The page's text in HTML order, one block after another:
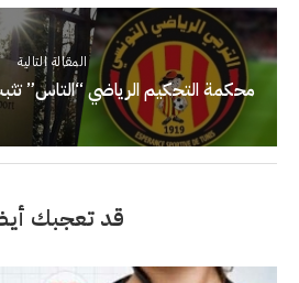
المقالة التالية
محكمة التحكيم الرياضي “التاس”
قد تعجبك